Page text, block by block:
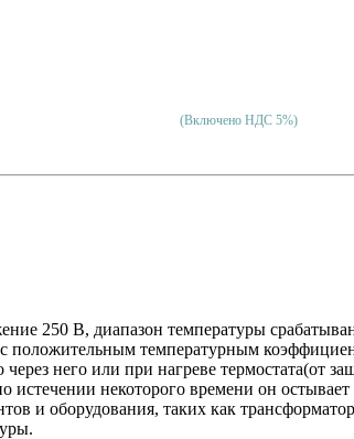
(Включено НДС 5%)
250 В, диапазон температуры
положительным температурным
него или при нагреве термостата(от
некоторого времени он
и оборудования, таких как